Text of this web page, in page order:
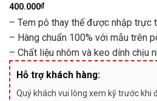
400.000₫
– Tem pô thay thế được nhập trực
– Hàng chuẩn 100% với mẫu trên
– Chất liệu nhôm và keo dính chịu
Hỗ trợ khách hàng:
Quý khách vui lòng xem kỹ trước khi